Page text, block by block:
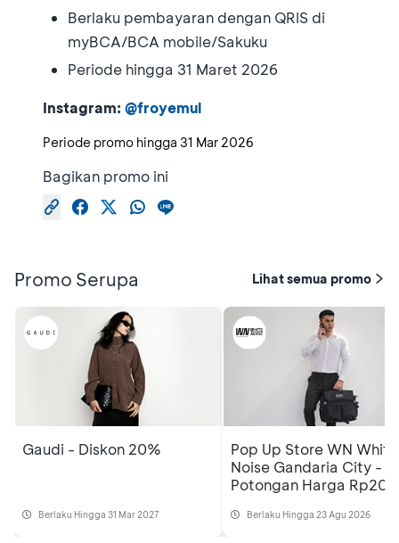
Berlaku pembayaran dengan QRIS di
myBCA/BCA mobile/Sakuku
Periode hingga 31 Maret 2026
Instagram: @froyemul
Periode promo hingga 31 Mar 2026
Bagikan promo ini
Promo Serupa Lihat semua promo
Gaudi - Diskon 20%
Berlaku Hingga 31 Mar 2027
Pop Up Store WN White
Noise Gandaria City -
Potongan Harga Rp200
Berlaku Hingga 23 Agu 2026